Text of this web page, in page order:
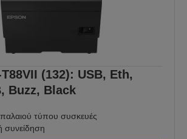
(132): USB, Eth,
Buzz, Black
τύπου συσκευές
συνείδηση